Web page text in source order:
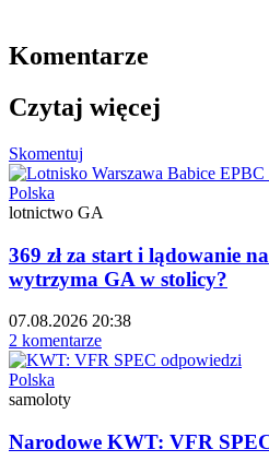
Komentarze
Czytaj więcej
Skomentuj
Polska
lotnictwo GA
369 zł za start i lądowanie
wytrzyma GA w stolicy?
07.08.2026 20:38
2 komentarze
Polska
samoloty
Narodowe KWT: VFR